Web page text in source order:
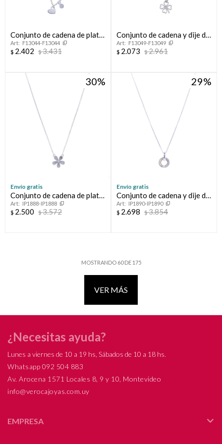
Conjunto de cadena de plata
925 con dijes, AMOR.
F13044-F13044
$ 2.402 $3.431
Conjunto de cadena y dije de
plata 925 rodinado,
TREBOL.
F13049-F13049
$ 2.073 $2.961
30
Envío gratis
Conjunto de cadena de plata
y dije con nácar y circonias,
TRÉBOL.
IP1888-IP1888
$ 2.500 $3.572
29
Envío gratis
Conjunto de cadena y dije de
plata 925 con nácar y
circonia.
IP1890-IP1890
$ 2.698 $3.854
MOSTRANDO 60DE 175
VER MÁS
¿Necesitas ayuda?
Lunes a viernes de 10 a 19 hs, Sábados de 10 a 18 hs.
Whatsapp 092 504 883
Av. Arocena 1571 Locales 8, 9 y 10, Montevideo
info@verocajoyas.com.uy
EMPRESA